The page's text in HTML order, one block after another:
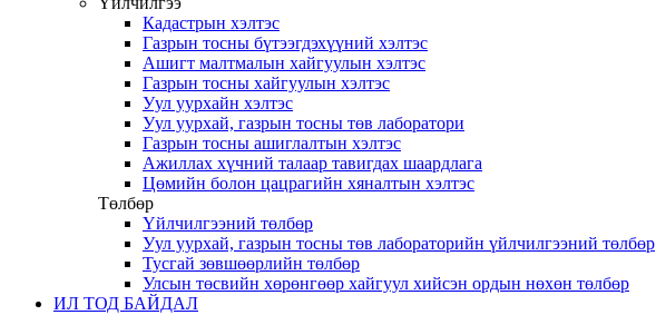
Кадастрын хэлтэс
Газрын тосны бүтээгдэхүүний хэлтэс
Ашигт малтмалын хайгуулын хэлтэс
Газрын тосны хайгуулын хэлтэс
Уул уурхайн хэлтэс
Уул уурхай, газрын тосны төв лаборатори
Газрын тосны ашиглалтын хэлтэс
Ажиллах хүчний талаар тавигдах шаардлага
Цөмийн болон цацрагийн хяналтын хэлтэс
Төлбөр
Үйлчилгээний төлбөр
Уул уурхай, газрын тосны төв лабораторийн үйлчилгээний төлбөр
Тусгай зөвшөөрлийн төлбөр
Улсын төсвийн хөрөнгөөр хайгуул хийсэн ордын нөхөн төлбөр
ИЛ ТОД БАЙДАЛ